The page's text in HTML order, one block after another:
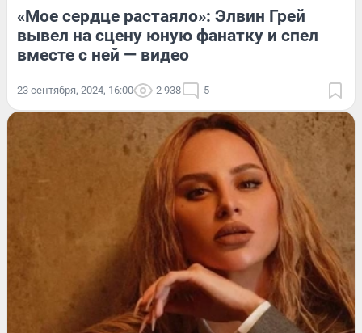
«Мое сердце растаяло»: Элвин Грей
вывел на сцену юную фанатку и спел
вместе с ней — видео
23 сентября, 2024, 16:00 2 938 5